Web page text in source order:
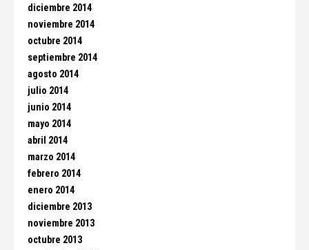
diciembre 2014
noviembre 2014
octubre 2014
septiembre 2014
agosto 2014
julio 2014
junio 2014
mayo 2014
abril 2014
marzo 2014
febrero 2014
enero 2014
diciembre 2013
noviembre 2013
octubre 2013